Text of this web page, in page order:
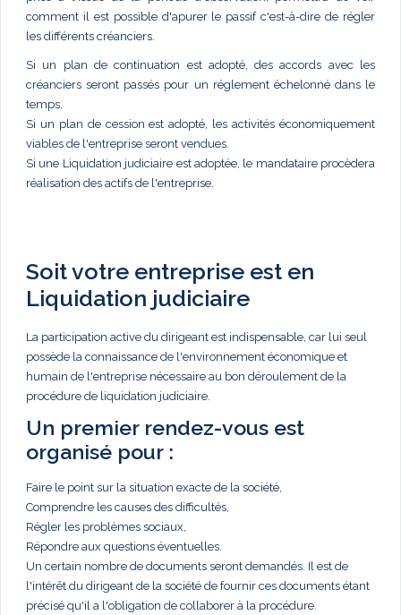
comment il est possible d'apurer le passif c'est-à-dire de régler
les différents créanciers.
Si un plan de continuation est adopté, des accords avec les
créanciers seront passés pour un réglement échelonné dans le
temps.
Si un plan de cession est adopté, les activités économiquement
viables de l'entreprise seront vendues.
Si une Liquidation judiciaire est adoptée, le mandataire procèdera
réalisation des actifs de l'entreprise.
Soit votre entreprise est en
Liquidation judiciaire
La participation active du dirigeant est indispensable, car lui seul
possède la connaissance de l'environnement économique et
humain de l'entreprise nécessaire au bon déroulement de la
procédure de liquidation judiciaire.
Un premier rendez-vous est
organisé pour :
Faire le point sur la situation exacte de la société,
Comprendre les causes des difficultés,
Régler les problèmes sociaux,
Répondre aux questions éventuelles.
Un certain nombre de documents seront demandés. Il est de
l'intérêt du dirigeant de la société de fournir ces documents étant
précisé qu'il a l'obligation de collaborer à la procédure.